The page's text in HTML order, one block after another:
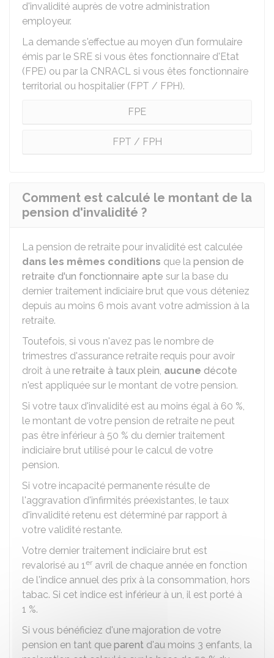
d'invalidité auprès de votre administration
employeur.
La demande s'effectue au moyen d'un formulaire
émis par le SRE si vous êtes fonctionnaire d'Etat
(FPE) ou par la CNRACL si vous êtes fonctionnaire
territorial ou hospitalier (FPT / FPH).
FPE
FPT / FPH
Comment est calculé le montant de la
pension d'invalidité ?
La pension de retraite pour invalidité est calculée
dans les mêmes conditions que la pension de
retraite d'un fonctionnaire apte sur la base du
dernier traitement indiciaire brut que vous déteniez
depuis au moins 6 mois avant votre admission à la
retraite.
Toutefois, si vous n'avez pas le nombre de
trimestres d'assurance retraite requis pour avoir
droit à une retraite à taux plein, aucune décote
n'est appliquée sur le montant de votre pension.
Si votre taux d'invalidité est au moins égal à 60 %,
le montant de votre pension de retraite ne peut
pas être inférieur à 50 % du dernier traitement
indiciaire brut utilisé pour le calcul de votre
pension.
Si votre incapacité permanente résulte de
l'aggravation d'infirmités préexistantes, le taux
d'invalidité retenu est déterminé par rapport à
votre validité restante.
Votre dernier traitement indiciaire brut est
revalorisé au 1er avril de chaque année en fonction
de l'indice annuel des prix à la consommation, hors
tabac. Si cet indice est inférieur à un, il est porté à
1 %.
Si vous bénéficiez d'une majoration de votre
pension en tant que parent d'au moins 3 enfants, la